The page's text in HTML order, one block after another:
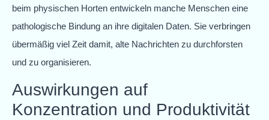
beim physischen Horten entwickeln manche Menschen eine
pathologische Bindung an ihre digitalen Daten. Sie verbringen
übermäßig viel Zeit damit, alte Nachrichten zu durchforsten
und zu organisieren.
Auswirkungen auf
Konzentration und Produktivität